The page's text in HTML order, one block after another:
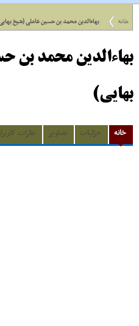
خانه بهاءالدین محمد بن حسین عاملی (شیخ
بهاءالدین محمد بن
بهایی)
خانه جزئیات تصاویر نظرات